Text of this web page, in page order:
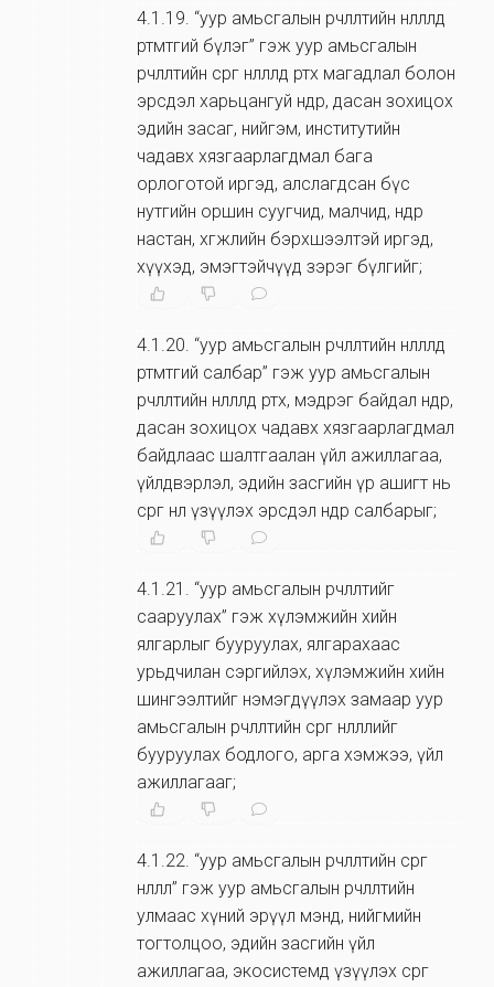
4.1.19. “уур амьсгалын өөрчлөлтийн нөлөөлөлд
өртөмтгий бүлэг” гэж уур амьсгалын
өөрчлөлтийн сөрөг нөлөөлөлд өртөх магадлал болон
эрсдэл харьцангуй өндөр, дасан зохицох
эдийн засаг, нийгэм, институтийн
чадавх хязгаарлагдмал бага
орлоготой иргэд, алслагдсан бүс
нутгийн оршин суугчид, малчид, өндөр
настан, хөгжлийн бэрхшээлтэй иргэд,
хүүхэд, эмэгтэйчүүд зэрэг бүлгийг;
4.1.20. “уур амьсгалын өөрчлөлтийн нөлөөлөлд
өртөмтгий салбар” гэж уур амьсгалын
өөрчлөлтийн нөлөөлөлд өртөх, мэдрэг байдал өндөр,
дасан зохицох чадавх хязгаарлагдмал
байдлаас шалтгаалан үйл ажиллагаа,
үйлдвэрлэл, эдийн засгийн үр ашигт нь
сөрөг нөлөө үзүүлэх эрсдэл өндөр салбарыг;
4.1.21 . “уур амьсгалын өөрчлөлтийг
сааруулах” гэж хүлэмжийн хийн
ялгарлыг бууруулах, ялгарахаас
урьдчилан сэргийлэх, хүлэмжийн хийн
шингээлтийг нэмэгдүүлэх замаар уур
амьсгалын өөрчлөлтийн сөрөг нөлөөллийг
бууруулах бодлого, арга хэмжээ, үйл
ажиллагааг;
4.1.22. “уур амьсгалын өөрчлөлтийн сөрөг
нөлөөлөл” гэж уур амьсгалын өөрчлөлтийн
улмаас хүний эрүүл мэнд, нийгмийн
тогтолцоо, эдийн засгийн үйл
ажиллагаа, экосистемд үзүүлэх сөрөг